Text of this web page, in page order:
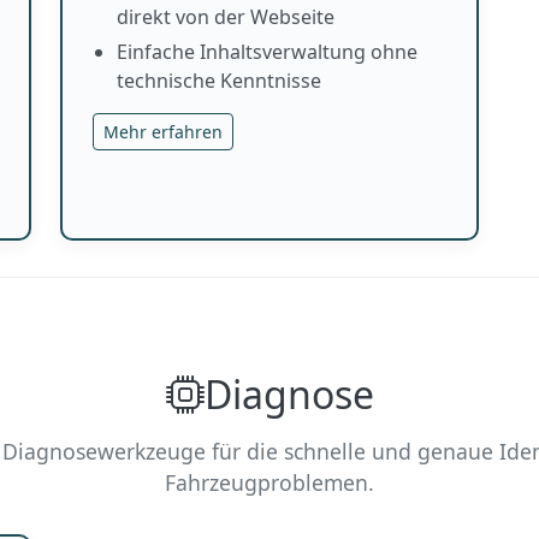
direkt von der Webseite
Einfache Inhaltsverwaltung ohne
technische Kenntnisse
Mehr erfahren
Diagnose
für die schnelle und genaue
Fahrzeugproblemen.